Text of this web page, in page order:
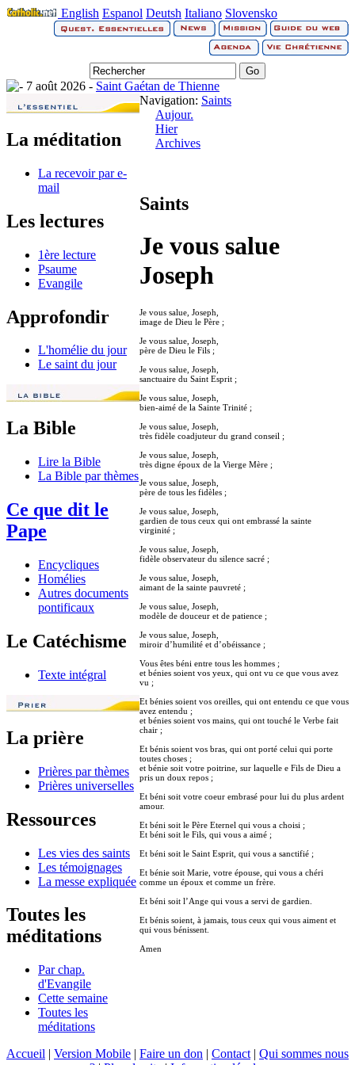
English Espanol Deutsh Italiano Slovensko
7 août 2026 - Saint Gaétan de Thienne
La méditation
La recevoir par e-
mail
Les lectures
1ère lecture
Psaume
Evangile
Approfondir
L'homélie du jour
Le saint du jour
La Bible
Lire la Bible
La Bible par thèmes
Ce que dit le
Pape
Encycliques
Homélies
Autres documents
pontificaux
Le Catéchisme
Texte intégral
La prière
Prières par thèmes
Prières universelles
Ressources
Les vies des saints
Les témoignages
La messe expliquée
Toutes les
méditations
Par chap.
d'Evangile
Cette semaine
Toutes les
méditations
Navigation: Saints
Aujour.
Hier
Archives
Saints
Je vous salue
Joseph
Je vous salue, Joseph,
image de Dieu le Père ;
Je vous salue, Joseph,
père de Dieu le Fils ;
Je vous salue, Joseph,
sanctuaire du Saint Esprit ;
Je vous salue, Joseph,
bien-aimé de la Sainte Trinité ;
Je vous salue, Joseph,
très fidèle coadjuteur du grand conseil ;
Je vous salue, Joseph,
très digne époux de la Vierge Mère ;
Je vous salue, Joseph,
père de tous les fidèles ;
Je vous salue, Joseph,
gardien de tous ceux qui ont embrassé la sainte
virginité ;
Je vous salue, Joseph,
fidèle observateur du silence sacré ;
Je vous salue, Joseph,
aimant de la sainte pauvreté ;
Je vous salue, Joseph,
modèle de douceur et de patience ;
Je vous salue, Joseph,
miroir d’humilité et d’obéissance ;
Vous êtes béni entre tous les hommes ;
et bénies soient vos yeux, qui ont vu ce que vous avez
vu ;
Et bénies soient vos oreilles, qui ont entendu ce que vous
avez entendu ;
et bénies soient vos mains, qui ont touché le Verbe fait
chair ;
Et bénis soient vos bras, qui ont porté celui qui porte
toutes choses ;
et bénie soit votre poitrine, sur laquelle e Fils de Dieu a
pris un doux repos ;
Et béni soit votre coeur embrasé pour lui du plus ardent
amour.
Et béni soit le Père Eternel qui vous a choisi ;
Et béni soit le Fils, qui vous a aimé ;
Et béni soit le Saint Esprit, qui vous a sanctifié ;
Et bénie soit Marie, votre épouse, qui vous a chéri
comme un époux et comme un frère.
Et béni soit l’Ange qui vous a servi de gardien.
Et bénis soient, à jamais, tous ceux qui vous aiment et
qui vous bénissent.
Amen
Accueil | Version Mobile | Faire un don | Contact | Qui sommes nous